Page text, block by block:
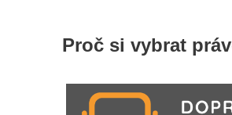
Proč si vybrat